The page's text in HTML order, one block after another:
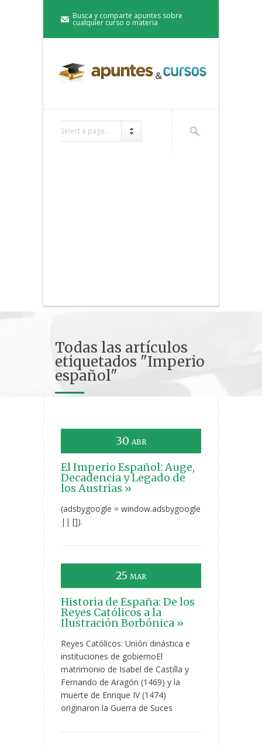
Busca y comparte apuntes sobre
cualquier curso o materia
Select a page...
Todas las artículos
etiquetados "Imperio
español"
30 ABR
El Imperio Español: Auge,
Decadencia y Legado de
los Austrias »
(adsbygoogle = window.adsbygoogle
|| []).
25 MAR
Historia de España: De los
Reyes Católicos a la
Ilustración Borbónica »
Reyes Católicos: Unión dinástica e
instituciones de gobiernoEl
matrimonio de Isabel de Castilla y
Fernando de Aragón (1469) y la
muerte de Enrique IV (1474)
originaron la Guerra de Suces